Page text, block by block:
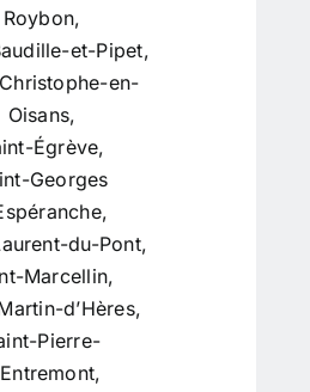
Roybon,
et-Pipet,
en-
Oisans,
Égrève,
Georges
,
du-Pont,
Marcellin,
d’Hères,
Pierre-
,